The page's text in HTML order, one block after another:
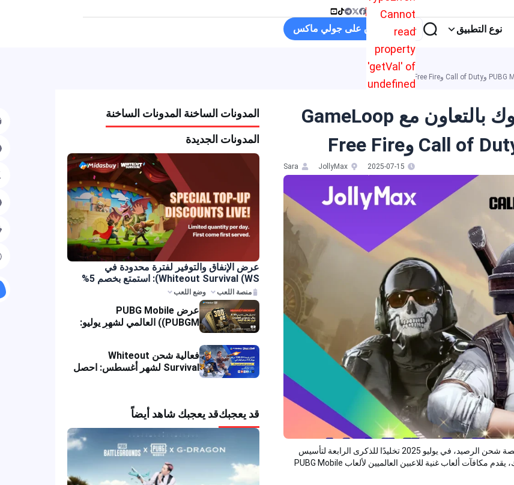
Cannot
read
property
'getVal' of
undefined
نوع التطبيق تسوق على جولي ماكس
حدث سحب الجوائز على فيسبوك بالتعاون مع GameLoop
2025-07-15
JollyMax
Sara
أُطلق تعاون رسمي بين GameLoop، مطور المحاكيات، وJollyMax، منصة شحن الرصيد، في يوليو 2025 تخليدًا للذكرى الرابعة لتأسيس
JollyMax. بدأ التعاون بإطلاق عرض ترويجي لفترة محدودة على فيسبوك، يقدم مكافآت ألعاب غنية للاعبين العالميين لألعاب PUBG Mobile
المدونات الساخنة المدونات الساخنة
المدونات الجديدة
عرض الإنفاق والتوفير لفترة محدودة في
Whiteout Survival (WS): استمتع بخصم 5%
على عملية الشحن
منصة اللعب وضع اللعب
عرض PUBG Mobile
(PUBGM) العالمي لشهر يوليو:
متراكمة!
فعالية شحن Whiteout
Survival لشهر أغسطس: احصل
على خصم فوري
قد يعجبكقد يعجبك شاهد أيضاً